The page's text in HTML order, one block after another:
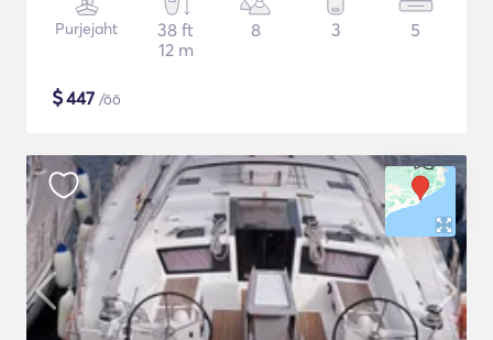
Purjejaht
38 ft
12 m
8 3 5
$447 /öö